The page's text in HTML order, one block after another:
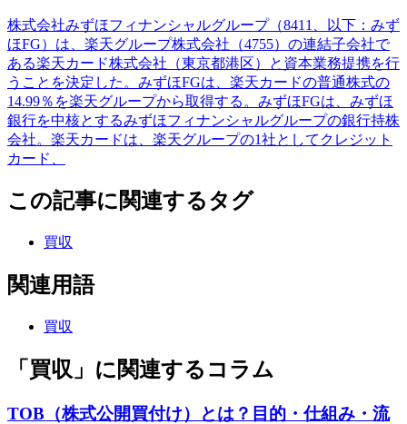
株式会社みずほフィナンシャルグループ（8411、以下：みず
ほFG）は、楽天グループ株式会社（4755）の連結子会社で
ある楽天カード株式会社（東京都港区）と資本業務提携を行
うことを決定した。みずほFGは、楽天カードの普通株式の
14.99％を楽天グループから取得する。みずほFGは、みずほ
銀行を中核とするみずほフィナンシャルグループの銀行持株
会社。楽天カードは、楽天グループの1社としてクレジット
カード、
この記事に関連するタグ
買収
関連用語
買収
「買収」に関連するコラム
TOB（株式公開買付け）とは？目的・仕組み・流